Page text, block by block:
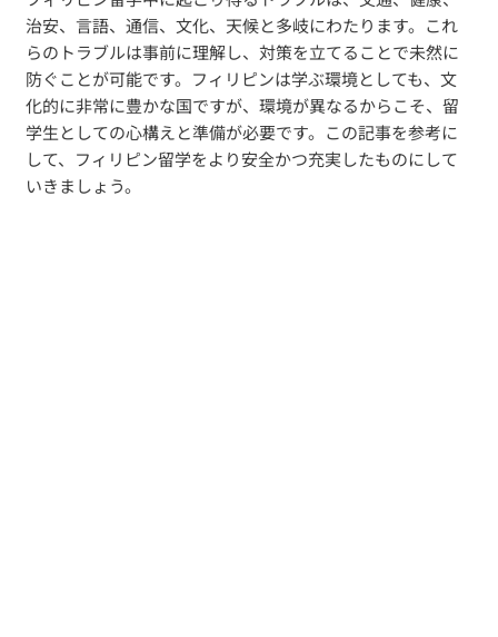
治安、言語、通信、文化、天候と多岐にわたります。これ
らのトラブルは事前に理解し、対策を立てることで未然に
防ぐことが可能です。フィリピンは学ぶ環境としても、文
化的に非常に豊かな国ですが、環境が異なるからこそ、留
学生としての心構えと準備が必要です。この記事を参考に
して、フィリピン留学をより安全かつ充実したものにして
いきましょう。